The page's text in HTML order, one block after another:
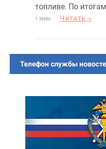
топливе. По
1 МИН Читать »